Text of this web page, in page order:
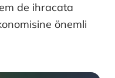
de ihracata
önemli